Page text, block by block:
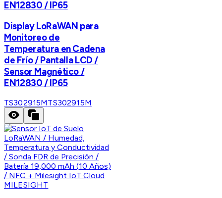
EN12830 / IP65
Display LoRaWAN para
Monitoreo de
Temperatura en Cadena
de Frío / Pantalla LCD /
Sensor Magnético /
EN12830 / IP65
TS302915MTS302915M
MILESIGHT